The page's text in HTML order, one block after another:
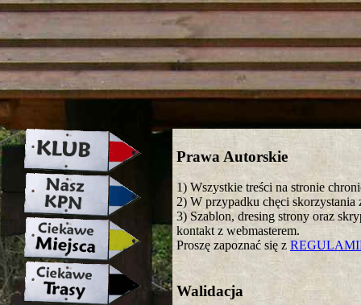
strona w naprawie zapraszamy
Prawa Autorskie
1) Wszystkie treści na stronie
2) W przypadku chęci skorzystania
3) Szablon, dresing strony oraz
kontakt z webmasterem.
Proszę zapoznać się z
Walidacja